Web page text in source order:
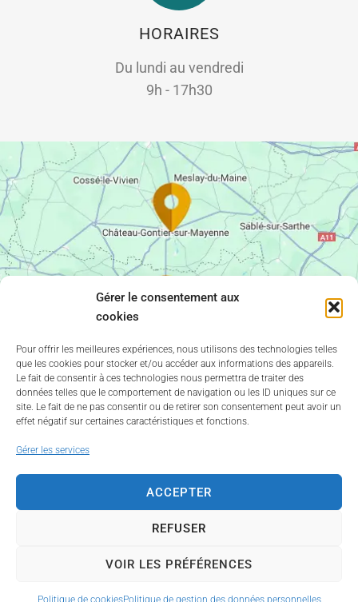
Gérer le consentement aux
cookies
Pour offrir les meilleures expériences, nous utilisons des technologies telles
que les cookies pour stocker et/ou accéder aux informations des appareils.
Le fait de consentir à ces technologies nous permettra de traiter des
données telles que le comportement de navigation ou les ID uniques sur ce
site. Le fait de ne pas consentir ou de retirer son consentement peut avoir un
effet négatif sur certaines caractéristiques et fonctions.
Gérer les services
ACCEPTER
REFUSER
VOIR LES PRÉFÉRENCES
Politique de cookiesPolitique de gestion des données personnelles
HORAIRES
Du lundi au vendredi
9h - 17h30
Tous droits réservés Corinne Jeanneau -
légales-Accessibilité-Données personnelles-Plan du
site